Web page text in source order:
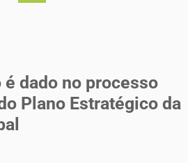
dado no processo
Plano Estratégico da